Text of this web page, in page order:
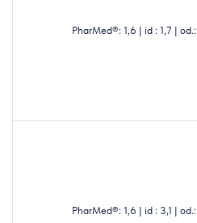
PharMed®: 1,6 | id : 1,7 |
PharMed®: 1,6 | id : 3,1 |